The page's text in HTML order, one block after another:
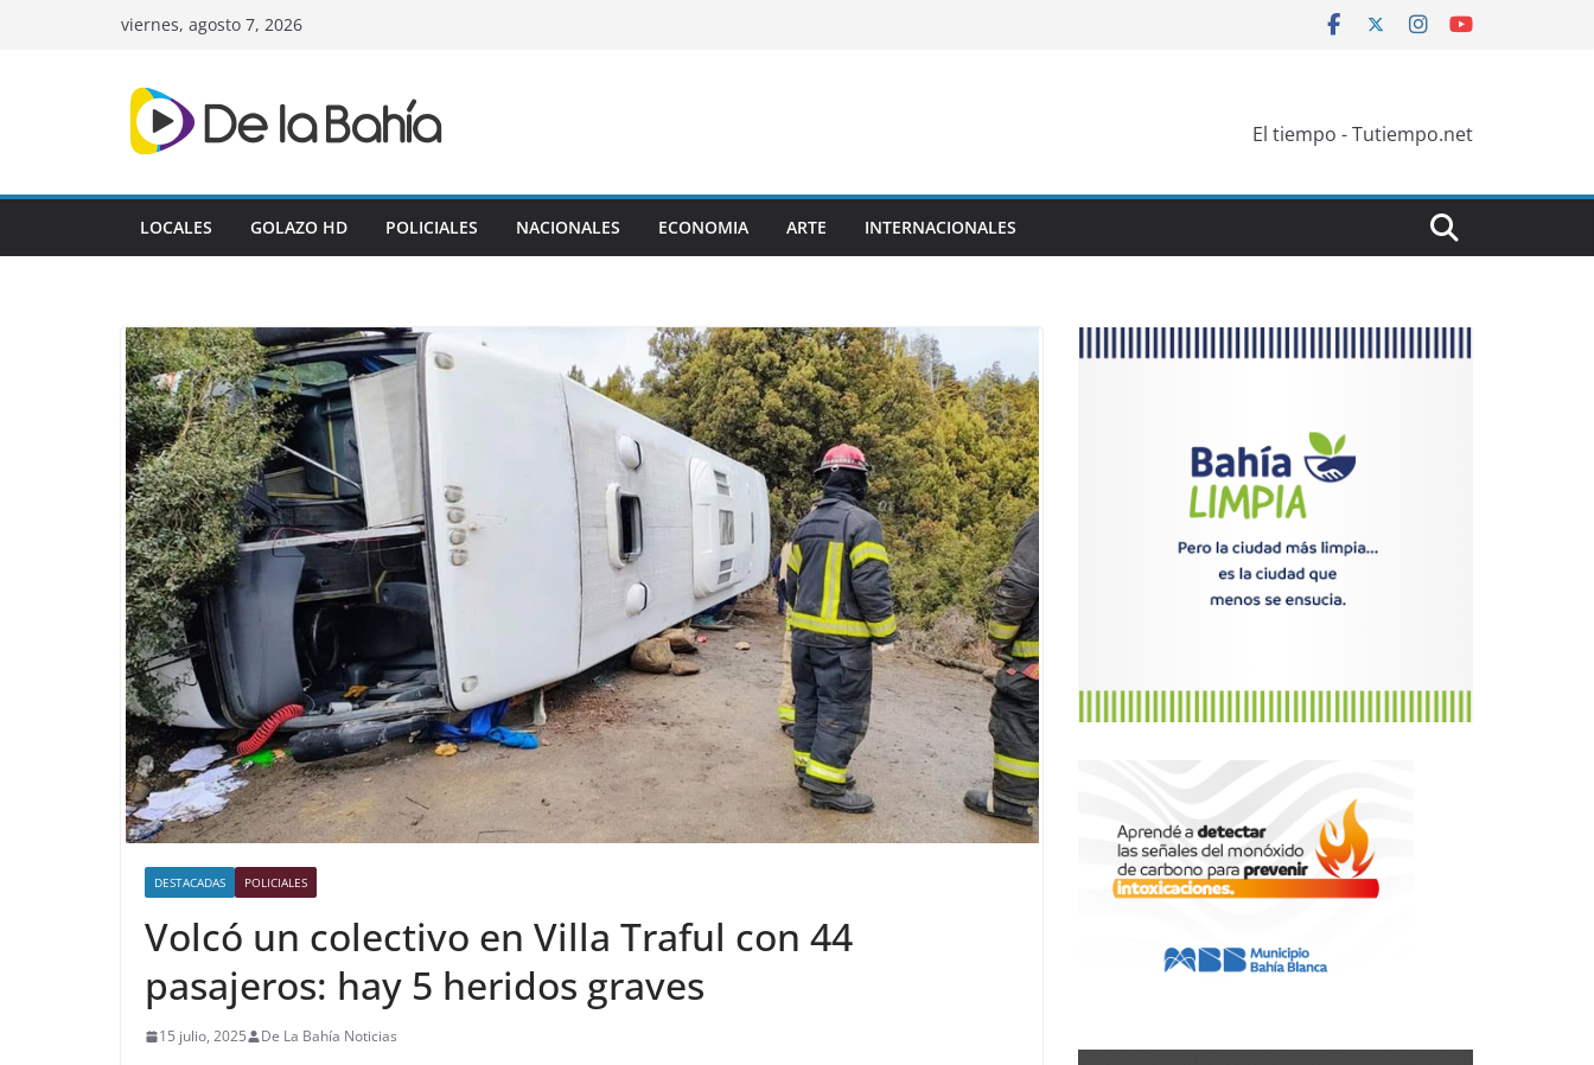
viernes, agosto 7, 2026
El tiempo - Tutiempo.net
LOCALES GOLAZO HD POLICIALES NACIONALES ECONOMIA ARTE INTERNACIONALES
DESTACADAS POLICIALES
Volcó un colectivo en Villa Traful con 44
pasajeros: hay 5 heridos graves
15 julio, 2025 De La Bahía Noticias